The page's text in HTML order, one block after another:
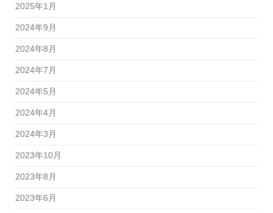
2025年1月
2024年9月
2024年8月
2024年7月
2024年5月
2024年4月
2024年3月
2023年10月
2023年8月
2023年6月